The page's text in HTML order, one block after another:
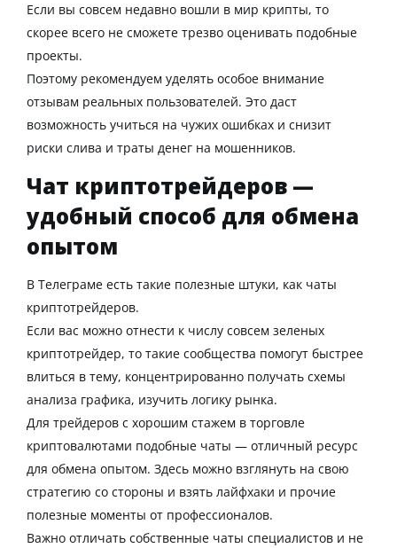
Если вы совсем недавно вошли в мир крипты, то
скорее всего не сможете трезво оценивать подобные
проекты.
Поэтому рекомендуем уделять особое внимание
отзывам реальных пользователей. Это даст
возможность учиться на чужих ошибках и снизит
риски слива и траты денег на мошенников.
Чат криптотрейдеров —
удобный способ для обмена
опытом
В Телеграме есть такие полезные штуки, как чаты
криптотрейдеров.
Если вас можно отнести к числу совсем зеленых
криптотрейдер, то такие сообщества помогут быстрее
влиться в тему, концентрированно получать схемы
анализа графика, изучить логику рынка.
Для трейдеров с хорошим стажем в торговле
криптовалютами подобные чаты — отличный ресурс
для обмена опытом. Здесь можно взглянуть на свою
стратегию со стороны и взять лайфхаки и прочие
полезные моменты от профессионалов.
Важно отличать собственные чаты специалистов и не